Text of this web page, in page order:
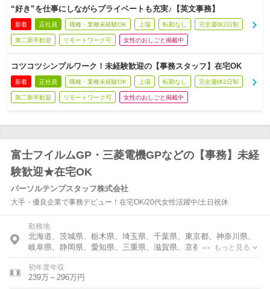
“好き”を仕事にしながらプライベートも充実♪【英文事務】
新着 正社員 職種・業種未経験OK 上場 転勤なし 完全週休2日制
第二新卒歓迎 リモートワーク可 女性のおしごと掲載中
コツコツシンプルワーク！未経験歓迎の【事務スタッフ】在宅OK
新着 正社員 職種・業種未経験OK 上場 転勤なし 完全週休2日制
第二新卒歓迎 リモートワーク可 女性のおしごと掲載中
富士フイルムGP・三菱電機GPなどの【事務】未経
験歓迎★在宅OK
パーソルテンプスタッフ株式会社
大手・優良企業で事務デビュー！在宅OK/20代女性活躍中/土日祝休
勤務地
北海道、茨城県、栃木県、埼玉県、千葉県、東京都、神奈川県、
岐阜県、静岡県、愛知県、三重県、滋賀県、京都府、大阪府、兵
庫県、福岡県
もっと見る
初年度年収
239万～296万円